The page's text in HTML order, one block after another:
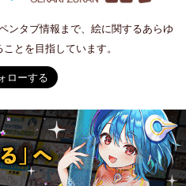
ンタブ情報まで、絵に関するあらゆ
とを目指しています。